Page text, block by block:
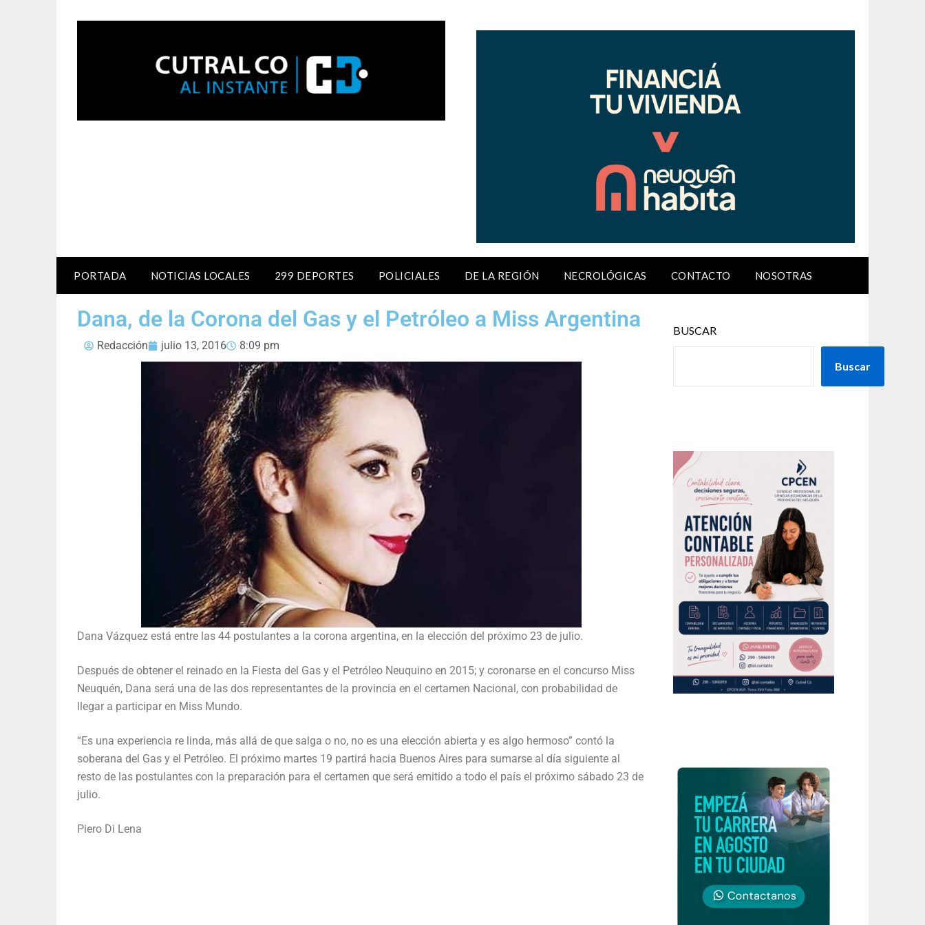
PORTADA NOTICIAS LOCALES 299 DEPORTES POLICIALES DE LA REGIÓN NECROLÓGICAS CONTACTO NOSOTRAS
Dana, de la Corona del Gas y el Petróleo a Miss Argentina
Redacción julio 13, 2016 8:09 pm
Dana Vázquez está entre las 44 postulantes a la corona argentina, en la elección del próximo 23 de julio.
Después de obtener el reinado en la Fiesta del Gas y el Petróleo Neuquino en 2015; y coronarse en el concurso Miss
Neuquén, Dana será una de las dos representantes de la provincia en el certamen Nacional, con probabilidad de
llegar a participar en Miss Mundo.
“Es una experiencia re linda, más allá de que salga o no, no es una elección abierta y es algo hermoso” contó la
soberana del Gas y el Petróleo. El próximo martes 19 partirá hacia Buenos Aires para sumarse al día siguiente al
resto de las postulantes con la preparación para el certamen que será emitido a todo el país el próximo sábado 23 de
julio.
Piero Di Lena
BUSCAR
Buscar